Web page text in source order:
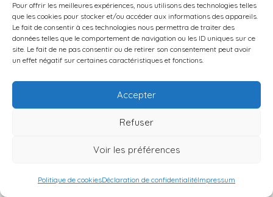
Pour offrir les meilleures expériences, nous utilisons des technologies telles
que les cookies pour stocker et/ou accéder aux informations des appareils.
Le fait de consentir à ces technologies nous permettra de traiter des
données telles que le comportement de navigation ou les ID uniques sur ce
site. Le fait de ne pas consentir ou de retirer son consentement peut avoir
un effet négatif sur certaines caractéristiques et fonctions.
Accepter
Refuser
Voir les préférences
Politique de cookiesDéclaration de confidentialitéImpressum
partir vivre au Panama
Pièges et erreurs à éviter
avant de s’expatrier au Panama
Résidence au Panama : l’effet